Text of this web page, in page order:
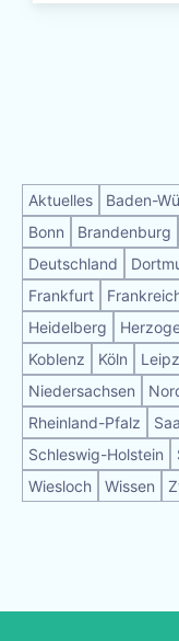
Aktuelles Baden-
Bonn
Brandenburg
Deutschland
Frankfurt
Heidelberg
Koblenz
Köln
Niedersachsen
Rheinland-Pfalz
Schleswig-Holstein
Wiesloch
Wissen